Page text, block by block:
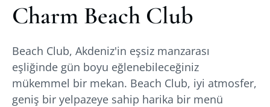
Charm Beach Club
Beach Club, Akdeniz'in eşsiz manzarası
eşliğinde gün boyu eğlenebileceğiniz
mükemmel bir mekan. Beach Club, iyi atmosfer,
geniş bir yelpazeye sahip harika bir menü